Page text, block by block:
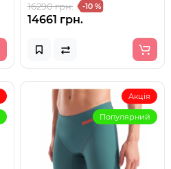
16290 грн. -10 %
14661 грн.
Акція
Популярний